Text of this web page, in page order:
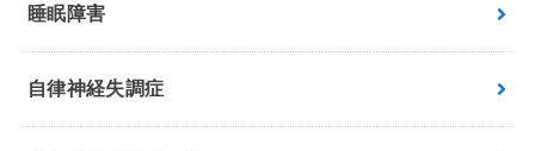
睡眠障害
自律神経失調症